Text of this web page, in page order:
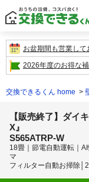
お盆期間も営業して
2026年度のお得な
交換できるくん home
【販売終了】ダイ
X』
S565ATRP-W
18畳｜節電自動運転｜
マ
フィルター自動お掃除